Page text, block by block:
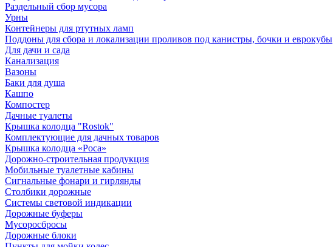
Раздельный сбор мусора
Урны
Контейнеры для ртутных ламп
Поддоны для сбора и локализации проливов под канистры, бочки и еврокубы
Для дачи и сада
Канализация
Вазоны
Баки для душа
Кашпо
Компостер
Дачные туалеты
Крышка колодца "Rostok"
Комплектующие для дачных товаров
Крышка колодца «Роса»
Дорожно-строительная продукция
Мобильные туалетные кабины
Сигнальные фонари и гирлянды
Столбики дорожные
Системы световой индикации
Дорожные буферы
Мусоросбросы
Дорожные блоки